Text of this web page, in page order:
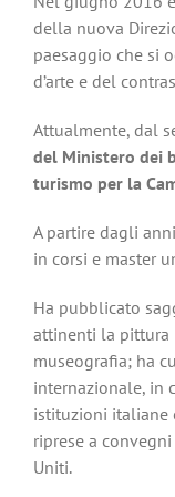
della nuova
paesaggio che si
d’arte e del
Attualmente, dal
del Ministero dei
turismo per la
A partire dagli
in corsi e master
Ha pubblicato
attinenti la pittura
museografia; ha
internazionale, in
istituzioni italiane
riprese a
Uniti.